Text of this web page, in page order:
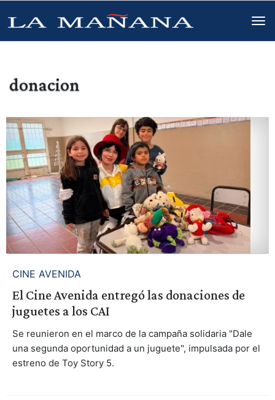
donacion
CINE AVENIDA
El Cine Avenida entregó las donaciones de
juguetes a los CAI
Se reunieron en el marco de la campaña solidaria "Dale
una segunda oportunidad a un juguete", impulsada por el
estreno de Toy Story 5.